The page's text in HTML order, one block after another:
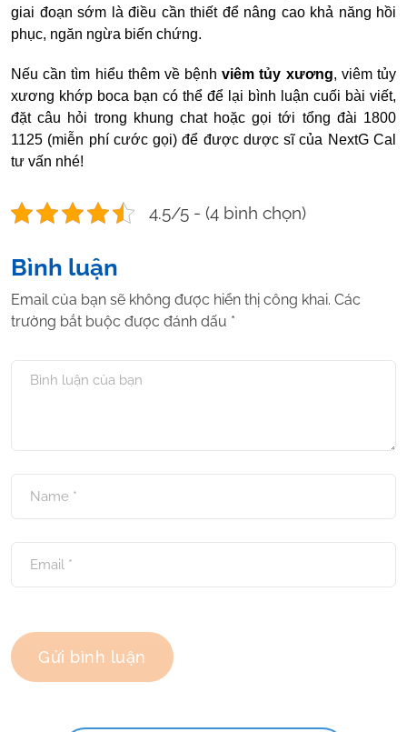
giai đoạn sớm là điều cần thiết để nâng cao khả năng hồi
phục, ngăn ngừa biến chứng.
Nếu cần tìm hiểu thêm về bệnhviêm tủy xương, viêm tủy
xương khớp boca bạn có thể để lại bình luận cuối bài viết,
đặt câu hỏi trong khung chat hoặc gọi tới tổng đài 1800
1125 (miễn phí cước gọi) để được dược sĩ của NextG Cal
tư vấn nhé!
4.5/5 - (4 bình chọn)
Bình luận
Email của bạn sẽ không được hiển thị công khai. Các
trường bắt buộc được đánh dấu *